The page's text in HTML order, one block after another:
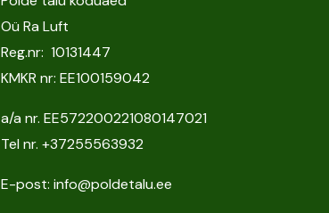
Oü Ra Luft
Reg.nr: 10131447
KMKR nr: EE100159042
a/a nr. EE572200221080147021
Tel nr. +37255563932
E-post: info@poldetalu.ee